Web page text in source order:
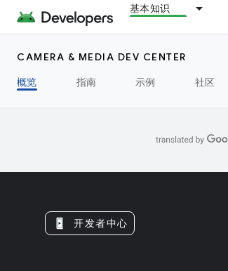
基本知识
CAMERA & MEDIA DEV CENTER
概览
指南 示例 社区
开发者中心